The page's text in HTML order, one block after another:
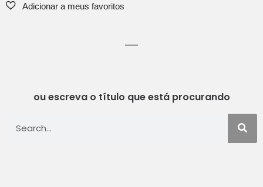
ou escreva o título que está procurando